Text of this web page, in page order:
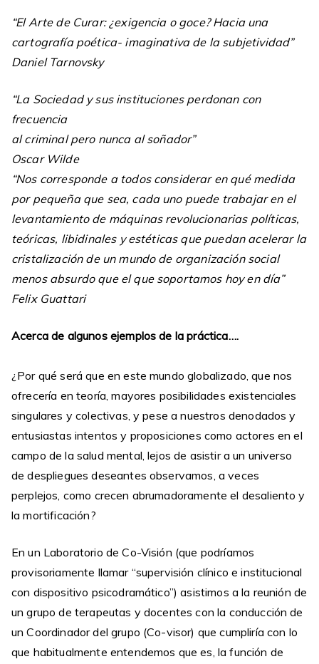
“El Arte de Curar: ¿exigencia o goce? Hacia una
cartografía poética- imaginativa de la subjetividad”
Daniel Tarnovsky
“La Sociedad y sus instituciones perdonan con
frecuencia
al criminal pero nunca al soñador”
Oscar Wilde
“Nos corresponde a todos considerar en qué medida
por pequeña que sea, cada uno puede trabajar en el
levantamiento de máquinas revolucionarias políticas,
teóricas, libidinales y estéticas que puedan acelerar la
cristalización de un mundo de organización social
menos absurdo que el que soportamos hoy en día”
Felix Guattari
Acerca de algunos ejemplos de la práctica….
¿Por qué será que en este mundo globalizado, que nos
ofrecería en teoría, mayores posibilidades existenciales
singulares y colectivas, y pese a nuestros denodados y
entusiastas intentos y proposiciones como actores en el
campo de la salud mental, lejos de asistir a un universo
de despliegues deseantes observamos, a veces
perplejos, como crecen abrumadoramente el desaliento y
la mortificación?
En un Laboratorio de Co-Visión (que podríamos
provisoriamente llamar “supervisión clínico e institucional
con dispositivo psicodramático”) asistimos a la reunión de
un grupo de terapeutas y docentes con la conducción de
un Coordinador del grupo (Co-visor) que cumpliría con lo
que habitualmente entendemos que es, la función de